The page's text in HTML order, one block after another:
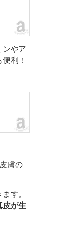
ンやア
利！
膚の
す。
皮が生